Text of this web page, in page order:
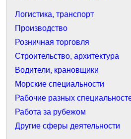
Логистика, транспорт
Производство
Розничная торговля
Строительство, архитектура
Водители, крановщики
Морские специальности
Рабочие разных
Работа за рубежом
Другие сферы деятельности